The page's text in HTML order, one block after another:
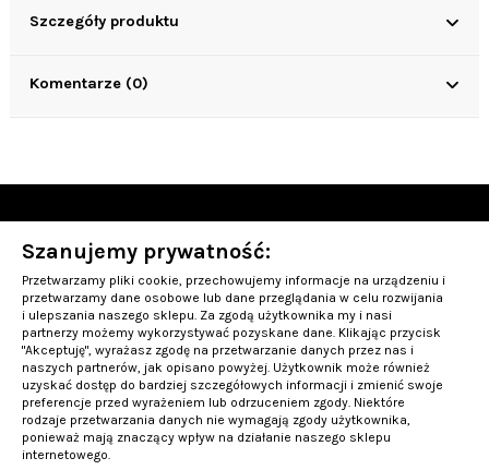
Szanujemy prywatność:
Przetwarzamy pliki cookie, przechowujemy informacje na urządzeniu i
przetwarzamy dane osobowe lub dane przeglądania w celu rozwijania
i ulepszania naszego sklepu. Za zgodą użytkownika my i nasi
partnerzy możemy wykorzystywać pozyskane dane. Klikając przycisk
"Akceptuję", wyrażasz zgodę na przetwarzanie danych przez nas i
naszych partnerów, jak opisano powyżej. Użytkownik może również
uzyskać dostęp do bardziej szczegółowych informacji i zmienić swoje
preferencje przed wyrażeniem lub odrzuceniem zgody. Niektóre
rodzaje przetwarzania danych nie wymagają zgody użytkownika,
ponieważ mają znaczący wpływ na działanie naszego sklepu
internetowego.
Szczegóły produktu
Komentarze (0)
OBSŁUGA KLIENTA
INFORMACJE
PRODUKTY TOP-10
Kontakt